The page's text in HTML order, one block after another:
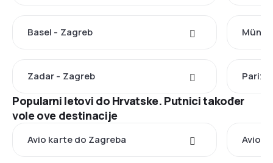
Basel - Zagreb
Zadar - Zagreb Pariz
Popularni letovi do Hrvatske. Putnici također
vole ove destinacije
Avio karte do Zagreba Avio